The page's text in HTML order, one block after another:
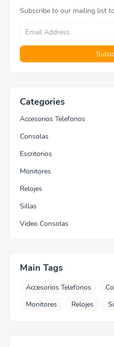
Subscribe to our mailing list
Categories
Accesorios Telefonos
Consolas
Escritorios
Monitores
Relojes
Sillas
Video Consolas
Main Tags
Accesorios Telefonos
Monitores
Relojes